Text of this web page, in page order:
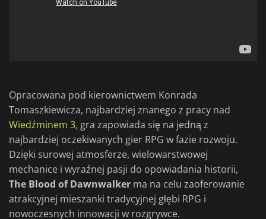
Opracowana pod kierownictwem Konrada
Tomaszkiewicza, najbardziej znanego z pracy nad
Wiedźminem 3, gra zapowiada się na jedną z
najbardziej oczekiwanych gier RPG w fazie rozwoju.
Dzięki surowej atmosferze, wielowarstwowej
mechanice i wyraźnej pasji do opowiadania historii,
The Blood of Dawnwalker ma na celu zaoferowanie
atrakcyjnej mieszanki tradycyjnej głębi RPG i
nowoczesnych innowacji w rozgrywce.